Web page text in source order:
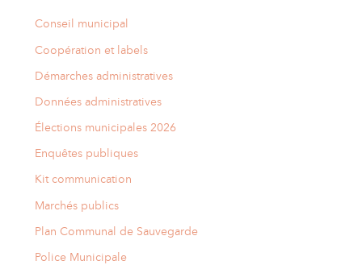
Conseil municipal
Coopération et labels
Démarches administratives
Données administratives
Élections municipales 2026
Enquêtes publiques
Kit communication
Marchés publics
Plan Communal de Sauvegarde
Police Municipale